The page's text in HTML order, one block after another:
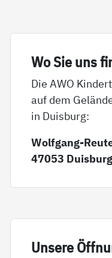
Wo Sie uns
Die AWO
auf dem
in Duisburg:
Wolfgang-
47053 Duisburg
Un­se­re